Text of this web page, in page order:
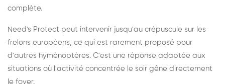
complète.
Need's Protect peut intervenir jusqu'au crépuscule sur les
frelons européens, ce qui est rarement proposé pour
d'autres hyménoptères. C'est une réponse adaptée aux
situations où l'activité concentrée le soir gêne directement
le foyer.